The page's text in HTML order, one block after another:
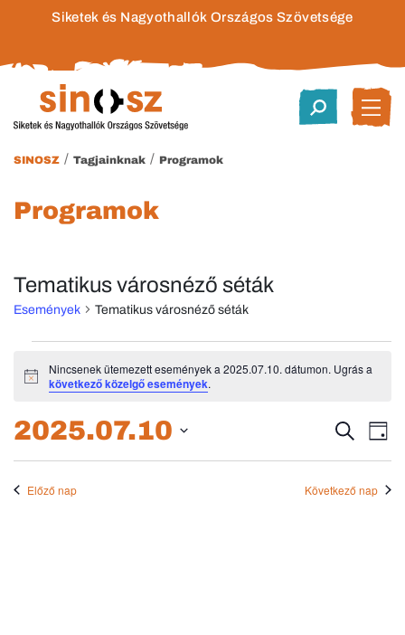
Siketek és Nagyothallók Országos Szövetsége
SINOSZ / Tagjainknak / Programok
Programok
Tematikus városnéző séták
Események Tematikus városnéző séták
Események
for
2025.07.10.
Notice
Nincsenek ütemezett események a 2025.07.10. dátumon. Ugrás a
következő közelgő események.
és
Keresett
kifejezés
Nap
2025.07.10
Előző nap
Következő nap